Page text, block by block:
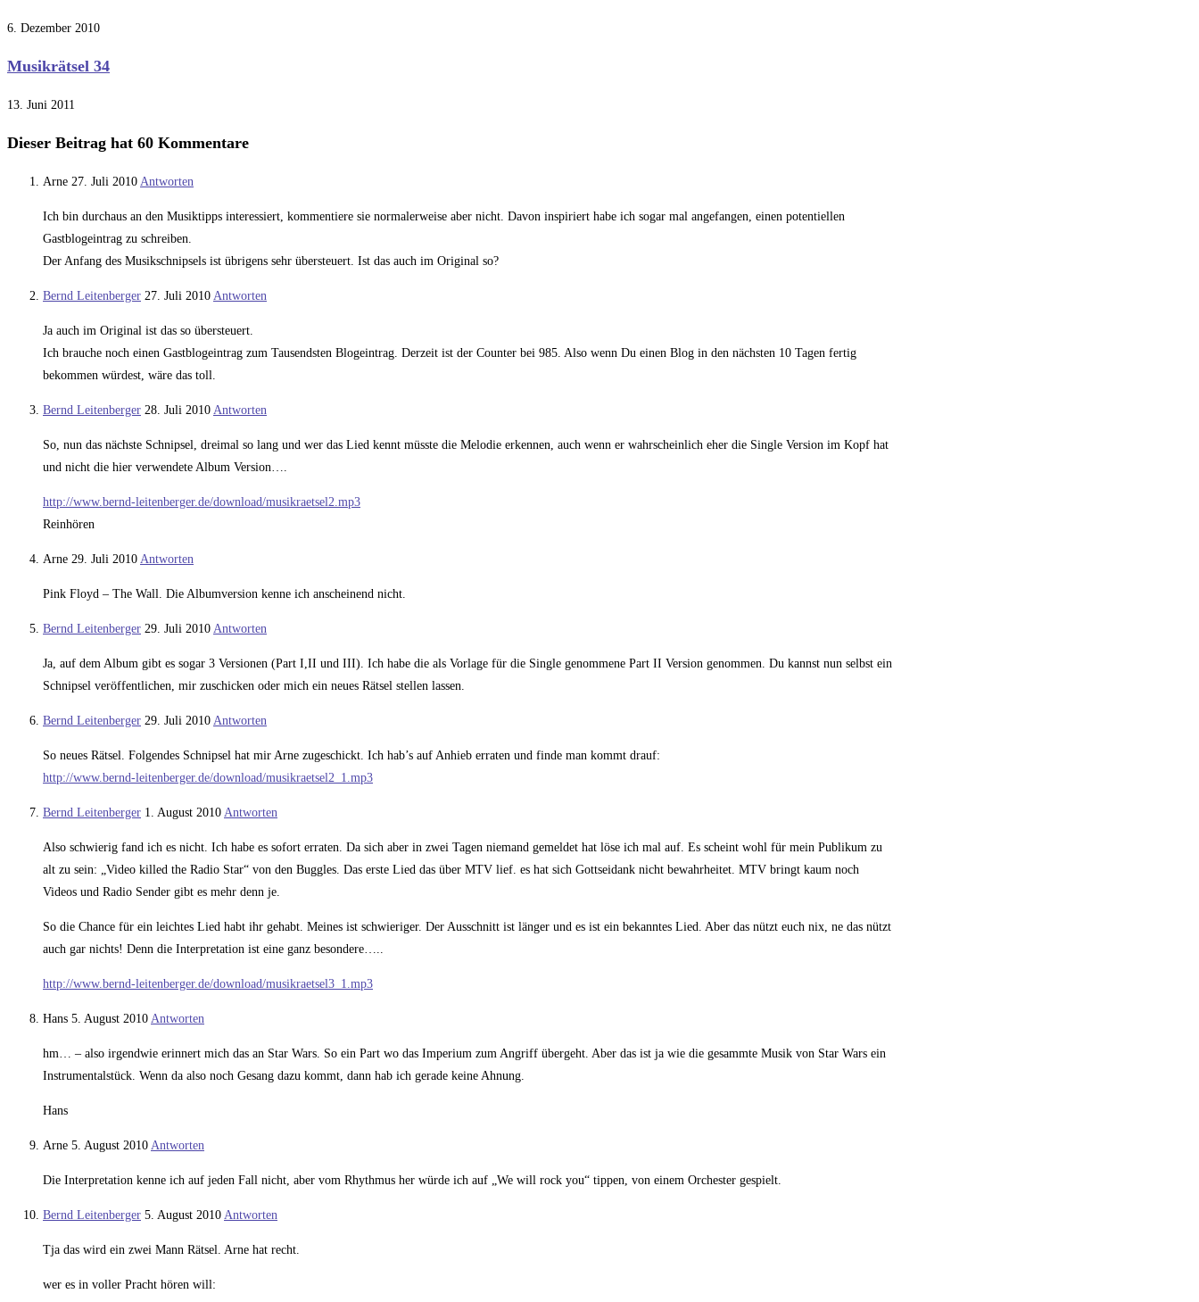
6. Dezember 2010
Musikrätsel 34
13. Juni 2011
Dieser Beitrag hat 60 Kommentare
Arne 27. Juli 2010 Antworten
Ich bin durchaus an den Musiktipps interessiert, kommentiere sie normalerweise aber nicht. Davon inspiriert habe ich sogar mal angefangen, einen potentiellen
Gastblogeintrag zu schreiben.
Der Anfang des Musikschnipsels ist übrigens sehr übersteuert. Ist das auch im Original so?
Bernd Leitenberger 27. Juli 2010 Antworten
Ja auch im Original ist das so übersteuert.
Ich brauche noch einen Gastblogeintrag zum Tausendsten Blogeintrag. Derzeit ist der Counter bei 985. Also wenn Du einen Blog in den nächsten 10 Tagen fertig
bekommen würdest, wäre das toll.
Bernd Leitenberger 28. Juli 2010 Antworten
So, nun das nächste Schnipsel, dreimal so lang und wer das Lied kennt müsste die Melodie erkennen, auch wenn er wahrscheinlich eher die Single Version im Kopf hat
und nicht die hier verwendete Album Version….
http://www.bernd-leitenberger.de/download/musikraetsel2.mp3
Reinhören
Arne 29. Juli 2010 Antworten
Pink Floyd – The Wall. Die Albumversion kenne ich anscheinend nicht.
Bernd Leitenberger 29. Juli 2010 Antworten
Ja, auf dem Album gibt es sogar 3 Versionen (Part I,II und III). Ich habe die als Vorlage für die Single genommene Part II Version genommen. Du kannst nun selbst ein
Schnipsel veröffentlichen, mir zuschicken oder mich ein neues Rätsel stellen lassen.
Bernd Leitenberger 29. Juli 2010 Antworten
So neues Rätsel. Folgendes Schnipsel hat mir Arne zugeschickt. Ich hab’s auf Anhieb erraten und finde man kommt drauf:
http://www.bernd-leitenberger.de/download/musikraetsel2_1.mp3
Bernd Leitenberger 1. August 2010 Antworten
Also schwierig fand ich es nicht. Ich habe es sofort erraten. Da sich aber in zwei Tagen niemand gemeldet hat löse ich mal auf. Es scheint wohl für mein Publikum zu
alt zu sein: „Video killed the Radio Star“ von den Buggles. Das erste Lied das über MTV lief. es hat sich Gottseidank nicht bewahrheitet. MTV bringt kaum noch
Videos und Radio Sender gibt es mehr denn je.
So die Chance für ein leichtes Lied habt ihr gehabt. Meines ist schwieriger. Der Ausschnitt ist länger und es ist ein bekanntes Lied. Aber das nützt euch nix, ne das nützt
auch gar nichts! Denn die Interpretation ist eine ganz besondere…..
http://www.bernd-leitenberger.de/download/musikraetsel3_1.mp3
Hans 5. August 2010 Antworten
hm… – also irgendwie erinnert mich das an Star Wars. So ein Part wo das Imperium zum Angriff übergeht. Aber das ist ja wie die gesammte Musik von Star Wars ein
Instrumentalstück. Wenn da also noch Gesang dazu kommt, dann hab ich gerade keine Ahnung.
Hans
Arne 5. August 2010 Antworten
Die Interpretation kenne ich auf jeden Fall nicht, aber vom Rhythmus her würde ich auf „We will rock you“ tippen, von einem Orchester gespielt.
Bernd Leitenberger 5. August 2010 Antworten
Tja das wird ein zwei Mann Rätsel. Arne hat recht.
wer es in voller Pracht hören will: